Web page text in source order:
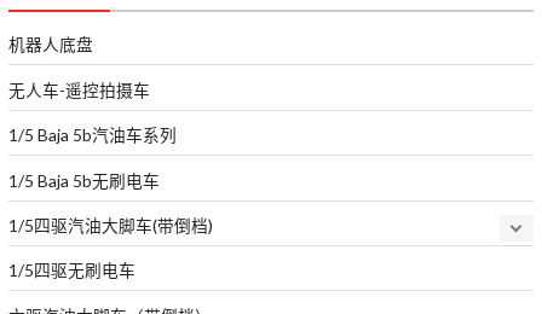
机器人底盘
无人车-遥控拍摄车
1/5 Baja 5b汽油车系列
1/5 Baja 5b无刷电车
1/5四驱汽油大脚车(带倒档)
1/5四驱无刷电车